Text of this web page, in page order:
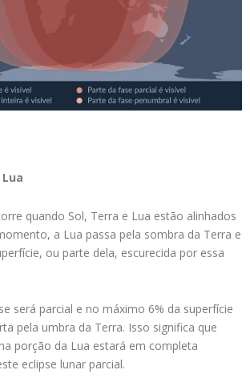
quando Sol, Terra e Lua estão alinhados
a Lua passa pela sombra da Terra e
ou parte dela, escurecida por essa
será parcial e no máximo 6% da superfície
pela umbra da Terra. Isso significa que
porção da Lua estará em completa
eclipse lunar parcial.